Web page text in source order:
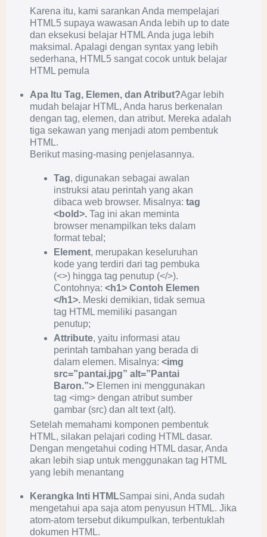
Karena itu, kami sarankan Anda mempelajari
HTML5 supaya wawasan Anda lebih up to date
dan eksekusi belajar HTML Anda juga lebih
maksimal. Apalagi dengan syntax yang lebih
sederhana, HTML5 sangat cocok untuk belajar
HTML pemula
Apa Itu Tag, Elemen, dan Atribut?Agar lebih
mudah belajar HTML, Anda harus berkenalan
dengan tag, elemen, dan atribut. Mereka adalah
tiga sekawan yang menjadi atom pembentuk
HTML.
Berikut masing-masing penjelasannya.
Tag, digunakan sebagai awalan
instruksi atau perintah yang akan
dibaca web browser. Misalnya: tag
<bold>. Tag ini akan meminta
browser menampilkan teks dalam
format tebal;
Element, merupakan keseluruhan
kode yang terdiri dari tag pembuka
(<>) hingga tag penutup (</>).
Contohnya: <h1> Contoh Elemen
</h1>. Meski demikian, tidak semua
tag HTML memiliki pasangan
penutup;
Attribute, yaitu informasi atau
perintah tambahan yang berada di
dalam elemen. Misalnya: <img
src=”pantai.jpg” alt=”Pantai
Baron.”> Elemen ini menggunakan
tag <img> dengan atribut sumber
gambar (src) dan alt text (alt).
Setelah memahami komponen pembentuk
HTML, silakan pelajari coding HTML dasar.
Dengan mengetahui coding HTML dasar, Anda
akan lebih siap untuk menggunakan tag HTML
yang lebih menantang
Kerangka Inti HTMLSampai sini, Anda sudah
mengetahui apa saja atom penyusun HTML. Jika
atom-atom tersebut dikumpulkan, terbentuklah
dokumen HTML.